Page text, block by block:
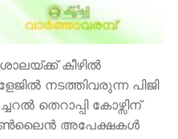
കീഴിൽ
നടത്തിവരുന്ന പിജി
തെറാപ്പി കോഴ്സിന്
ഓൺലൈൻ അപേക്ഷകൾ